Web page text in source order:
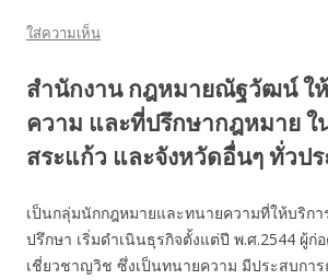
ใส่ความเห็น
สำนักงาน กฎหมายณัฐวัฒน์ ใ
ความ และที่ปรึกษากฎหมาย ใ
สระแก้ว และจังหวัดอื่นๆ ทั่วปร
เป็นกลุ่มนักกฎหมายและทนายความที่ให้บริก
ปรึกษา เริ่มดำเนินธุรกิจตั้งแต่ปี พ.ศ.2544 ผู้
เชี่ยวชาญวิช ซึ่งเป็นทนายความ มีประสบกา